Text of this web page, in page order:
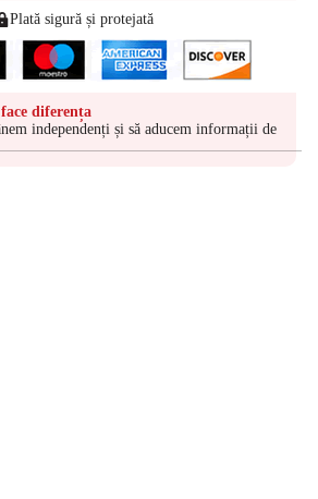
Plată sigură și protejată
diferența
independenți și să aducem informații de